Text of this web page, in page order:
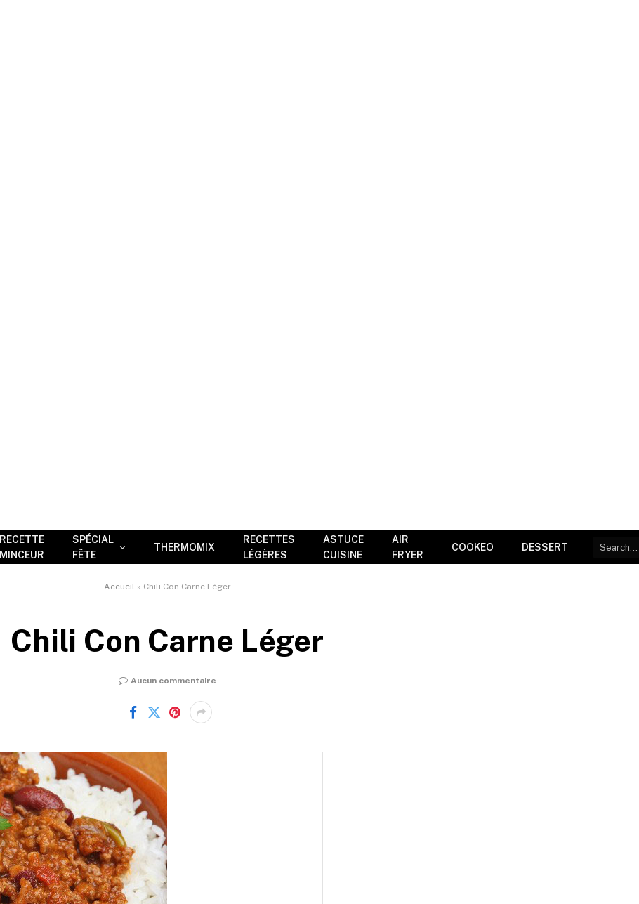
RECETTE
MINCEUR
SPÉCIAL
FÊTE
THERMOMIX
RECETTES
LÉGÈRES
ASTUCE
CUISINE
AIR
FRYER
COOKEO DESSERT
Accueil » Chili Con Carne Léger
Chili Con Carne Léger
Aucun commentaire